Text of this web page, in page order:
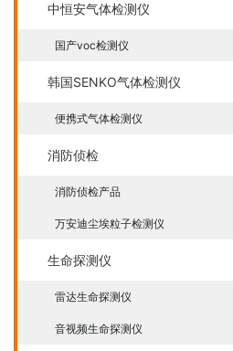
中恒安气体检测仪
国产voc检测仪
韩国SENKO气体检测仪
便携式气体检测仪
消防侦检
消防侦检产品
万安迪尘埃粒子检测仪
生命探测仪
雷达生命探测仪
音视频生命探测仪